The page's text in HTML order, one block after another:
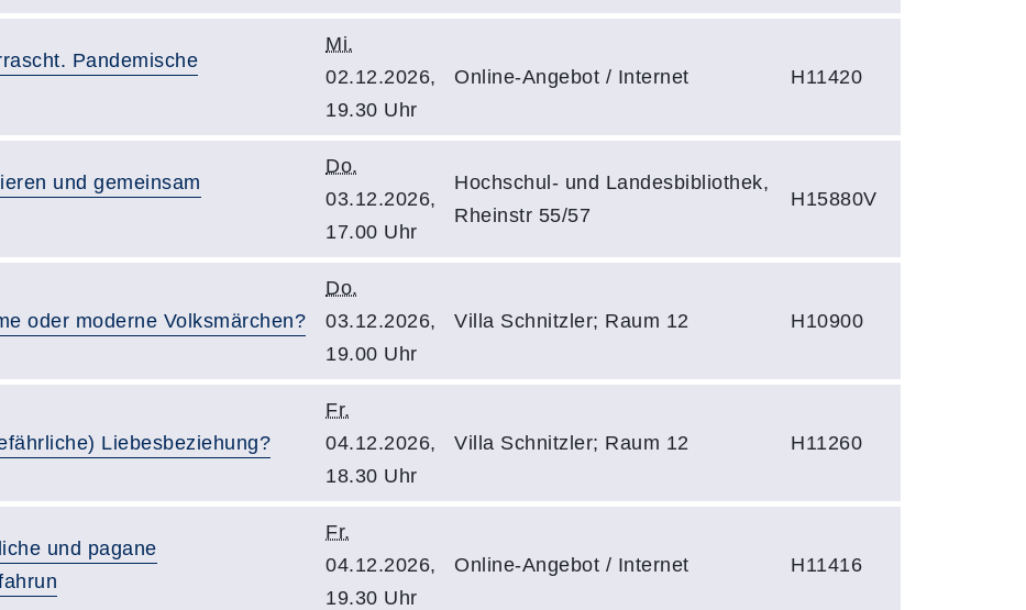
Pandemische
Mi.
02.12.2026,
19.30 Uhr
Online-Angebot / Internet H11420
und gemeinsam
Do.
03.12.2026,
17.00 Uhr
Hochschul- und Landesbibliothek,
Rheinstr 55/57
H15880V
oder moderne Volksmärchen?
Do.
03.12.2026,
19.00 Uhr
Villa Schnitzler; Raum 12 H10900
Liebesbeziehung?
Fr.
04.12.2026,
18.30 Uhr
Villa Schnitzler; Raum 12 H11260
und pagane
Fr.
04.12.2026,
19.30 Uhr
Online-Angebot / Internet H11416